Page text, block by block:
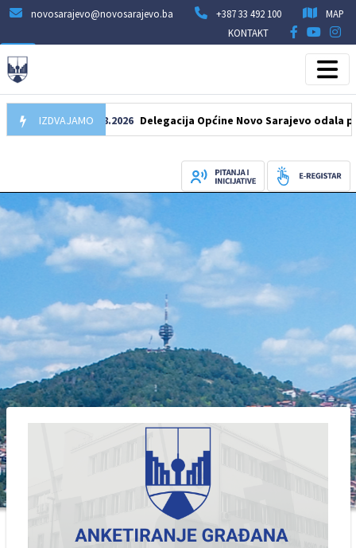
novosarajevo@novosarajevo.ba +387 33 492 100
MAP
KONTAKT
IZDVAJAMO
07.08.2026 Delegacija Općine Novo Sarajevo odala počast